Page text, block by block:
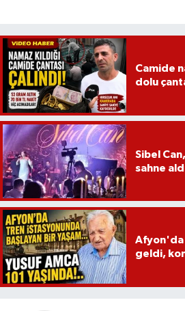
Camide
dolu
Sibel
sahne
Afyon'da
geldi,